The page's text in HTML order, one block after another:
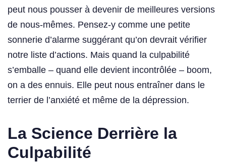
peut nous pousser à devenir de meilleures versions
de nous-mêmes. Pensez-y comme une petite
sonnerie d’alarme suggérant qu’on devrait vérifier
notre liste d’actions. Mais quand la culpabilité
s’emballe – quand elle devient incontrôlée – boom,
on a des ennuis. Elle peut nous entraîner dans le
terrier de l’anxiété et même de la dépression.
La Science Derrière la
Culpabilité